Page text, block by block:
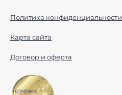
Политика конфиденциальности
Карта сайта
Договор и оферта